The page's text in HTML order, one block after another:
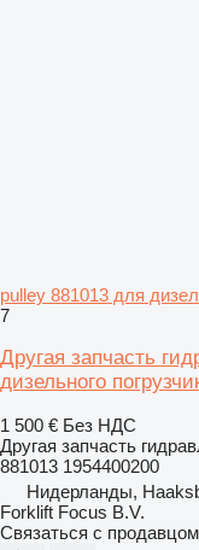
pulley 881013 для
7
Другая запчасть
дизельного
1 500 € Без НДС
Другая запчасть
881013 1954400200
Нидерланды,
Forklift Focus B.V.
Связаться с продавцом